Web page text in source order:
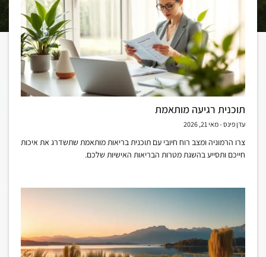
תוכנית רגיעה מותאמת
עדן פינס מאי 21, 2026
צרו הרמוניה ומצב רוח חיובי עם תוכנית בריאות מותאמת שתשדרג את איכות
חייכם ותסייע בהשגת מטרות הבריאות האישיות שלכם.